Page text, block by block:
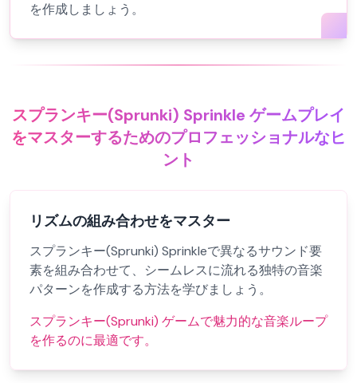
を作成しましょう。
スプランキー(Sprunki) Sprinkle ゲームプレイ
をマスターするためのプロフェッショナルなヒ
ント
リズムの組み合わせをマスター
スプランキー(Sprunki) Sprinkleで異なるサウンド要
素を組み合わせて、シームレスに流れる独特の音楽
パターンを作成する方法を学びましょう。
スプランキー(Sprunki) ゲームで魅力的な音楽ループ
を作るのに最適です。